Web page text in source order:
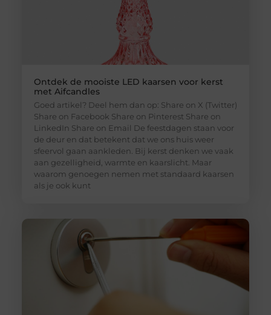
Ontdek de mooiste LED kaarsen voor kerst
met Aifcandles
Goed artikel? Deel hem dan op: Share on X (Twitter)
Share on Facebook Share on Pinterest Share on
LinkedIn Share on Email De feestdagen staan voor
de deur en dat betekent dat we ons huis weer
sfeervol gaan aankleden. Bij kerst denken we vaak
aan gezelligheid, warmte en kaarslicht. Maar
waarom genoegen nemen met standaard kaarsen
als je ook kunt